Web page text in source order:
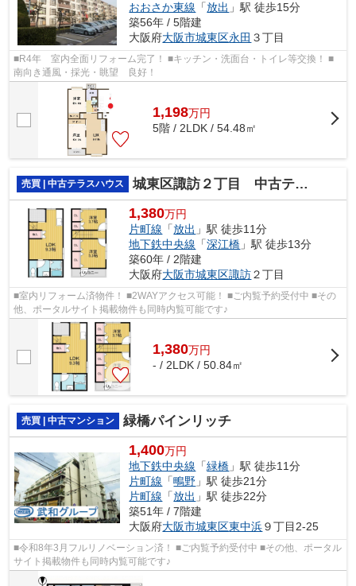
おおさか東線 「放出 」駅 徒歩15分
築56年 / 5階建
大阪府大阪市城東区永田 ３丁目
■R4年 室内全面リフォーム完了！ ■キッチン・洗面台・トイレ等交換！ ■
南向き通風・採光・眺望 良好！
1,198万円
5階 / 2LDK / 54.48㎡
売買 | 中古テラスハウス 城東区諏訪２丁目 中古テラスハウス
1,380万円
片町線 「放出 」駅 徒歩11分
地下鉄中央線 「深江橋 」駅 徒歩13分
築60年 / 2階建
大阪府大阪市城東区諏訪２丁目
■室内リフォーム済物件！ ■2WAYアクセス可能！ ■ご内覧予約受付中 ■その
他、ポータルサイト掲載物件も同時内覧可能です♪
1,380万円
- / 2LDK / 50.84㎡
売買 | 中古マンション 緑橋パインリッチ
1,400万円
地下鉄中央線 「緑橋 」駅 徒歩11分
片町線 「鴫野 」駅 徒歩21分
片町線 「放出 」駅 徒歩22分
築51年 / 7階建
大阪府大阪市城東区東中浜９丁目2-25
■令和8年3月フルリノベーション済！ ■ご内覧予約受付中 ■その他、ポータル
サイト掲載物件も同時内覧可能です♪